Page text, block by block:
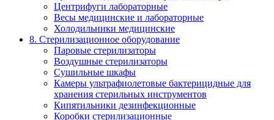
Центрифуги лабораторные
Весы медицинские и лабораторные
Холодильники медицинские
8. Стерилизационное оборудование
Паровые стерилизаторы
Воздушные стерилизаторы
Сушильные шкафы
Камеры ультрафиолетовые бактерицидные для
хранения стерильных инструментов
Кипятильники дезинфекционные
Коробки стерилизационные